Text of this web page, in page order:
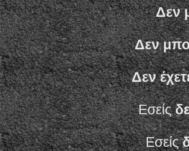
Δεν
Δεν
Δεν
Εσείς
Εσείς